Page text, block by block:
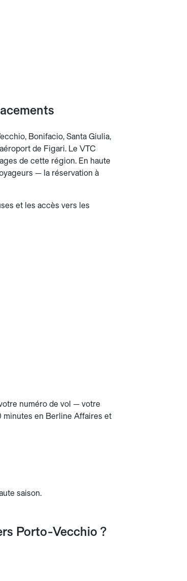
Bonifacio, Santa Giulia,
de Figari. Le VTC
de cette région. En haute
— la réservation à
et les accès vers les
numéro de vol — votre
minutes en Berline Affaires et
saison.
Porto-Vecchio ?